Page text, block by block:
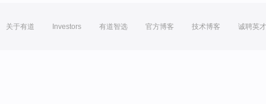
关于有道 Investors 有道智选 官方博客 技术博客 诚聘英才